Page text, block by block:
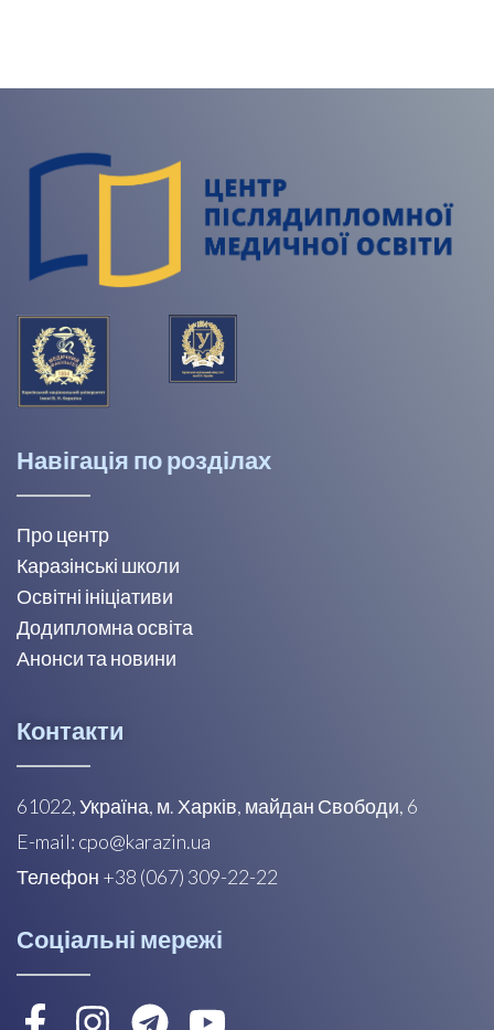
Навігація по розділах
Про центр
Каразінські школи
Освітні ініціативи
Додипломна освіта
Анонси та новини
Контакти
61022, Україна, м. Харків, майдан Свободи, 6
E-mail: cpo@karazin.ua
Телефон +38 (067) 309-22-22
Соціальні мережі